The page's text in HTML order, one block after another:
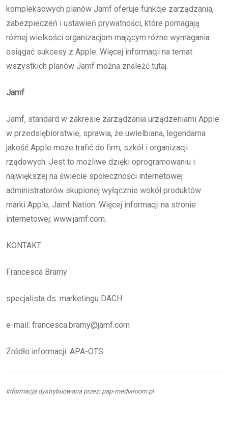
kompleksowych planów Jamf oferuje funkcje zarządzania,
zabezpieczeń i ustawień prywatności, które pomagają
różnej wielkości organizacjom mającym różne wymagania
osiągać sukcesy z Apple. Więcej informacji na temat
wszystkich planów Jamf można znaleźć tutaj.
Jamf
Jamf, standard w zakresie zarządzania urządzeniami Apple
w przedsiębiorstwie, sprawia, że uwielbiana, legendarna
jakość Apple może trafić do firm, szkół i organizacji
rządowych. Jest to możliwe dzięki oprogramowaniu i
największej na świecie społeczności internetowej
administratorów skupionej wyłącznie wokół produktów
marki Apple, Jamf Nation. Więcej informacji na stronie
internetowej: www.jamf.com.
KONTAKT:
Francesca Bramy
specjalista ds. marketingu DACH
e-mail: francesca.bramy@jamf.com
Źródło informacji: APA-OTS
Informacja dystrybuowana przez: pap-mediaroom.pl